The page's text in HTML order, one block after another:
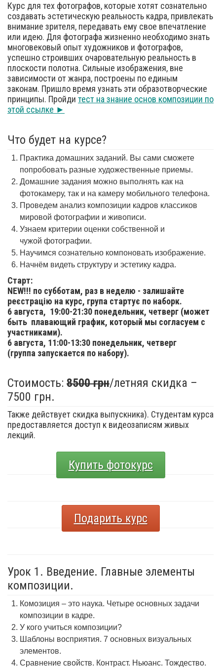
Курс для тех фотографов, которые хотят сознательно
создавать эстетическую реальность кадра, привлекать
внимание зрителя, передавать ему свое впечатление
или идею. Для фотографа жизненно необходимо знать
многовековый опыт художников и фотографов,
успешно строивших очаровательную реальность в
плоскости полотна. Сильные изображения, вне
зависимости от жанра, построены по единым
законам. Пришло время узнать эти образотворческие
принципы. Пройди тест на знание основ композиции по
этой ссылке ►
Что будет на курсе?
Практика домашних заданий. Вы сами сможете
попробовать разные художественные приемы.
Домашние задания можно выполнять как на
фотокамеру, так и на камеру мобильного телефона.
Проведем анализ композиции кадров классиков
мировой фотографии и живописи.
Узнаем критерии оценки собственной и
чужой фотографии.
Научимся сознательно компоновать изображение.
Начнём видеть структуру и эстетику кадра.
Старт:
NEW!!! по субботам, раз в неделю - залишайте
реєстрацію на курс, група стартує по наборк.
6 августа, 19:00-21:30 понедельник, четверг (может
быть плавающий график, который мы согласуем с
участниками).
6 августа, 11:00-13:30 понедельник, четверг
(группа запускается по набору).
Стоимость: 8500 грн/летняя скидка –
7500 грн.
Также действует скидка выпускника). Студентам курса
предоставляется доступ к видеозаписям живых
лекций.
Купить фотокурс
Подарить курс
Урок 1. Введение. Главные элементы
композиции.
Комозиция – это наука. Четыре основных задачи
композиции в кадре.
У кого учиться композиции?
Шаблоны восприятия. 7 основных визуальных
элементов.
Сравнение свойств. Контраст. Ньюанс. Тождество.